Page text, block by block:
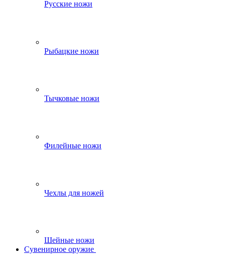
Русские ножи
Рыбацкие ножи
Тычковые ножи
Филейные ножи
Чехлы для ножей
Шейные ножи
Сувенирное оружие